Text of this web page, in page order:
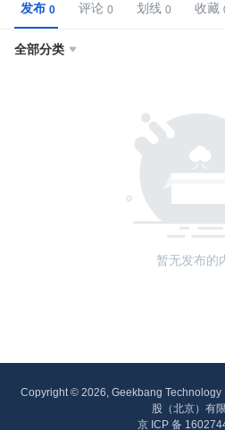
发布 评论 划线 收藏
全部分类 
暂无发布的
Copyright © 2026, Geekbang Technology
股（北京）有
京 ICP 备